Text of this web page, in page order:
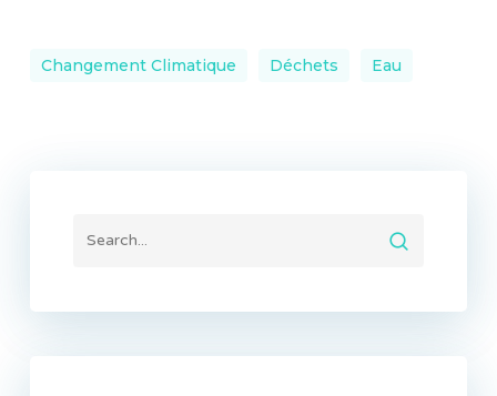
Changement Climatique Déchets Eau